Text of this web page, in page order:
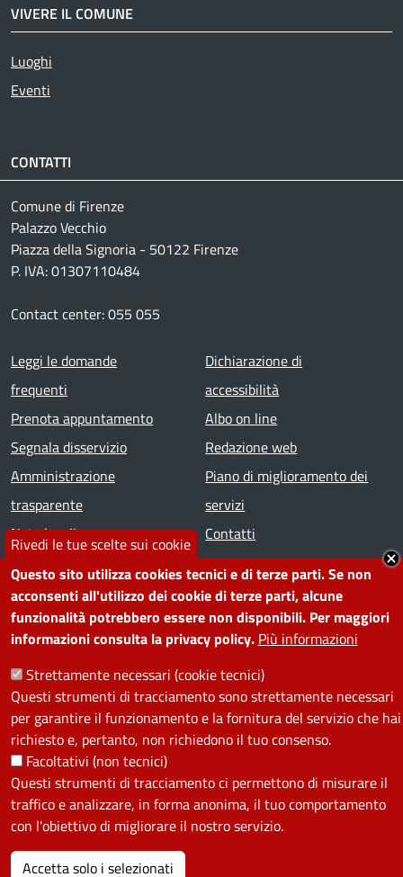
Rivedi le tue scelte sui cookie
Questo sito utilizza cookies tecnici e di terze parti. Se non
acconsenti all'utilizzo dei cookie di terze parti, alcune
funzionalità potrebbero essere non disponibili. Per maggiori
informazioni consulta la privacy policy. Più informazioni
Strettamente necessari (cookie tecnici)
Questi strumenti di tracciamento sono strettamente necessari
per garantire il funzionamento e la fornitura del servizio che hai
richiesto e, pertanto, non richiedono il tuo consenso.
Facoltativi (non tecnici)
Questi strumenti di tracciamento ci permettono di misurare il
traffico e analizzare, in forma anonima, il tuo comportamento
con l'obiettivo di migliorare il nostro servizio.
Accetta solo i selezionati
VIVERE IL COMUNE
Luoghi
Eventi
CONTATTI
Comune di Firenze
Palazzo Vecchio
Piazza della Signoria - 50122 Firenze
P. IVA: 01307110484
Contact center: 055 055
Footer menu
Leggi le domande
frequenti
Prenota appuntamento
Segnala disservizio
Amministrazione
trasparente
Note legali
Dichiarazione di
accessibilità
Albo on line
Redazione web
Piano di miglioramento dei
servizi
Contatti
SEGUICI SU
Facebook
Instagram
YouTube
Telegram
WhatsApp
TwitterLinkedin
PRIVACY
Useful links section
La Privacy nel Comune
PRIVACY